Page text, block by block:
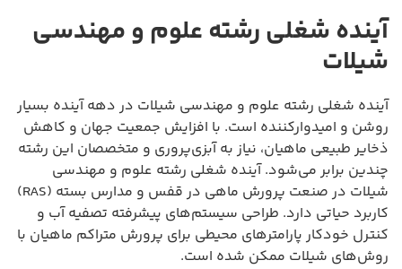
آینده شغلی رشته علوم و مهندسی
شیلات
آینده شغلی رشته علوم و مهندسی شیلات در دهه آینده بسیار
روشن و امیدوارکننده است. با افزایش جمعیت جهان و کاهش
ذخایر طبیعی ماهیان، نیاز به آبزی‌پروری و متخصصان این رشته
چندین برابر می‌شود. آینده شغلی رشته علوم و مهندسی
شیلات در صنعت پرورش ماهی در قفس و مدارس بسته (RAS)
کاربرد حیاتی دارد. طراحی سیستم‌های پیشرفته تصفیه آب و
کنترل خودکار پارامترهای محیطی برای پرورش متراکم ماهیان با
روش‌های شیلات ممکن شده است.